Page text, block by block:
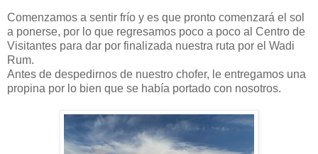
Comenzamos a sentir frío y es que pronto comenzará el sol
a ponerse, por lo que regresamos poco a poco al Centro de
Visitantes para dar por finalizada nuestra ruta por el Wadi
Rum.
Antes de despedirnos de nuestro chofer, le entregamos una
propina por lo bien que se había portado con nosotros.